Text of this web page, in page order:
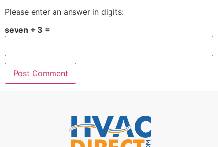
Please enter an answer in digits:
seven + 3 =